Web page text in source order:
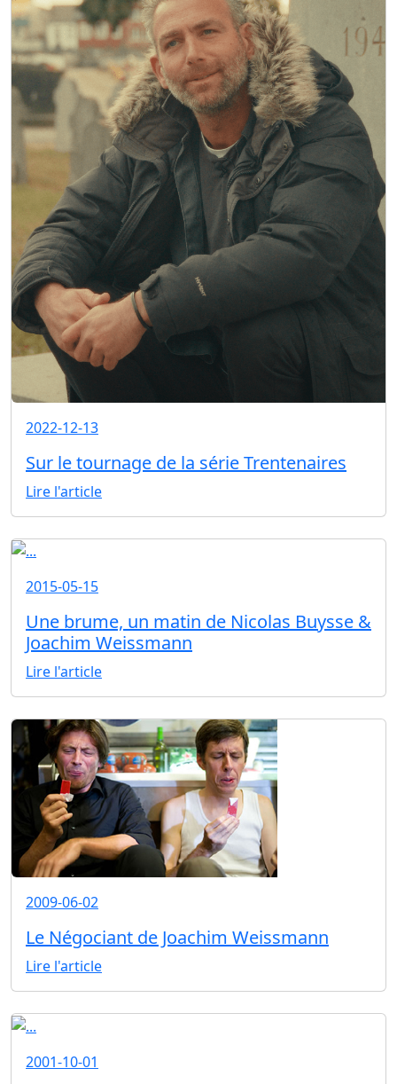
2022-12-13
Sur le tournage de la série Trentenaires
Lire l'article
2015-05-15
Une brume, un matin de Nicolas Buysse &
Joachim Weissmann
Lire l'article
2009-06-02
Le Négociant de Joachim Weissmann
Lire l'article
2001-10-01